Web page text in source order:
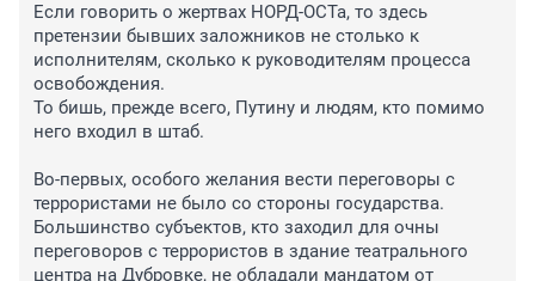
Если говорить о жертвах НОРД-ОСТа, то здесь
претензии бывших заложников не столько к
исполнителям, сколько к руководителям процесса
освобождения.
То бишь, прежде всего, Путину и людям, кто помимо
него входил в штаб.
Во-первых, особого желания вести переговоры с
террористами не было со стороны государства.
Большинство субъектов, кто заходил для очны
переговоров с террористов в здание театрального
центра на Дубровке, не обладали мандатом от